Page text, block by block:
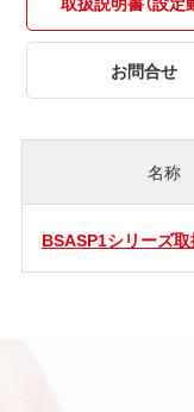
お問合せ
名称
BSASP1シリーズ